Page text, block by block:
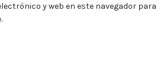
y web en este navegador para